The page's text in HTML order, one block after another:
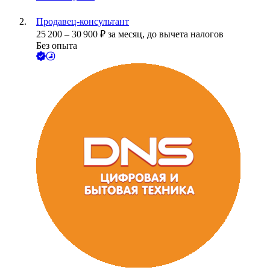
Продавец-консультант
25 200 – 30 900 ₽ за месяц, до вычета налогов
Без опыта